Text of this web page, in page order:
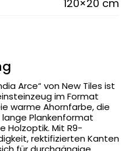
120×20 cm
Arce“ von New Tiles ist
im Format
warme Ahornfarbe, die
Plankenformat
Holzoptik. Mit R9-
rektifizierten Kanten